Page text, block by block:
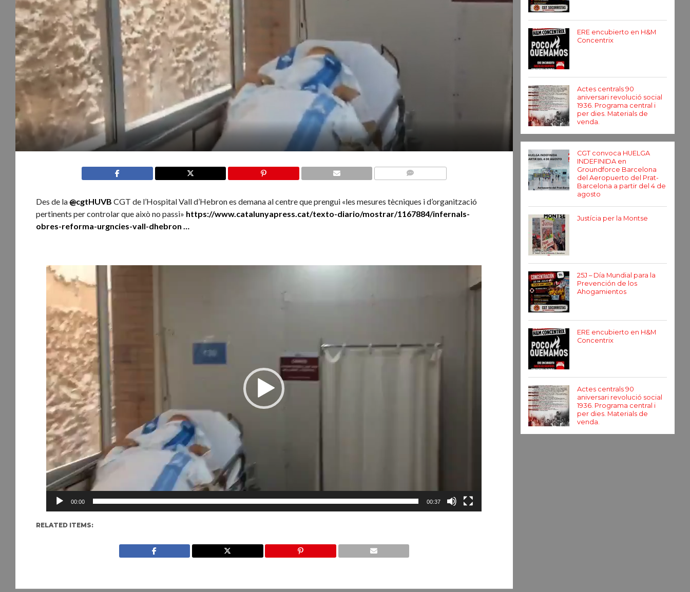
Des de la@cgtHUVB CGT de l’Hospital Vall d’Hebron es demana al centre que prengui «les mesures tècniques i d’organització
pertinents per controlar que això no passi» https://www.catalunyapress.cat/texto-diario/mostrar/1167884/infernals-
obres-reforma-urgncies-vall-dhebron …
Reproductor
00:00 00:37
RELATED ITEMS:
ERE encubierto en H&M
Concentrix
Actes centrals 90
aniversari revolució social
1936. Programa central i
per dies. Materials de
venda.
CGT convoca HUELGA
INDEFINIDA en
Groundforce Barcelona
del Aeropuerto del Prat-
Barcelona a partir del 4 de
agosto
Justícia per la Montse
25J – Día Mundial para la
Prevención de los
Ahogamientos
ERE encubierto en H&M
Concentrix
Actes centrals 90
aniversari revolució social
1936. Programa central i
per dies. Materials de
venda.